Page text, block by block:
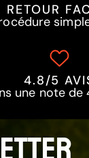
RETOUR
4.8/5
une note de